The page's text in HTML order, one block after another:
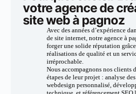
votre agence de
site web à pagnoz
Avec des années d’expérience
de site internet, notre agence à
forger une solide réputation grâce
réalisations de qualité et un
irréprochable.
Nous accompagnons nos clients
étapes de leur projet : analyse
webdesign personnalisé,